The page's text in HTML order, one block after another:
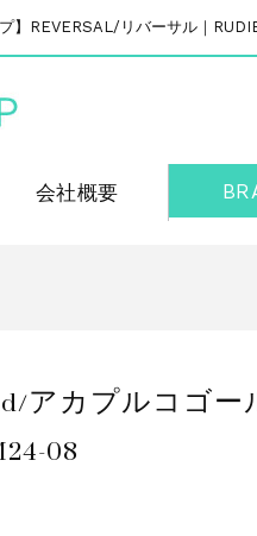
】REVERSAL/リバーサル｜
会社概要
アカプルコゴ
08